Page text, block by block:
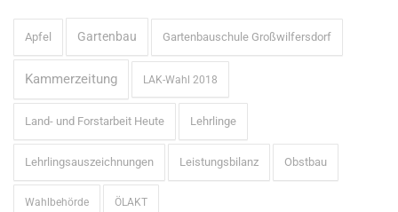
Apfel Gartenbau Gartenbauschule Großwilfersdorf
Kammerzeitung LAK-Wahl 2018
Land- und Forstarbeit Heute Lehrlinge
Lehrlingsauszeichnungen Leistungsbilanz Obstbau
Wahlbehörde ÖLAKT